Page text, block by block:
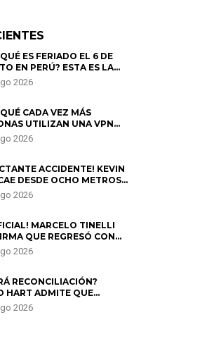
ES FERIADO EL 6 DE
EN PERÚ? ESTA ES LA
2026
CADA VEZ MÁS
UTILIZAN UNA VPN
SU
2026
ACCIDENTE! KEVIN
DESDE OCHO METROS
ES GUERRA” Y GENERA
2026
MARCELO TINELLI
QUE REGRESÓ CON
FIGUEROA: “EL AMOR
2026
RECONCILIACIÓN?
HART ADMITE QUE
VOLVER CON KORINA
“NO LE CERRARÍA
2026